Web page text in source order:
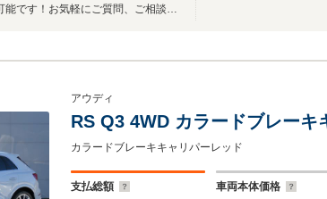
日本全国にご納車可能です！お気軽にご質問、ご相談下さい。
アウディ
RS Q3 4WD カラードブレーキ
カラードブレーキキャリパーレッド
支払総額 車両本体価格